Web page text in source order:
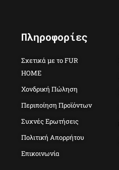
Πληροφορίες
Σχετικά με το FUR
HOME
Χονδρική Πώληση
Περιποίηση Προϊόντων
Συχνές Ερωτήσεις
Πολιτική Απορρήτου
Επικοινωνία